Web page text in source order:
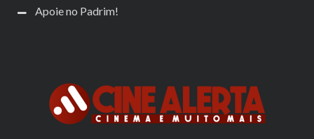
Apoie no Padrim!